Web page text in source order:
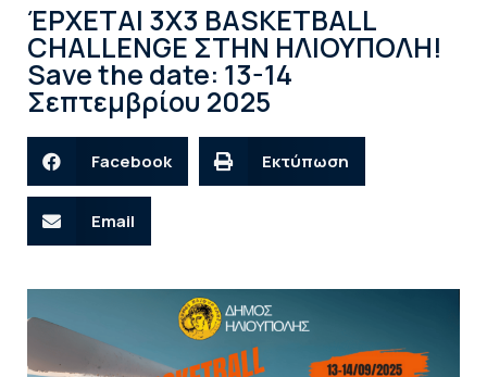
ΈΡΧΕΤΑΙ 3X3 BASKETBALL
CHALLENGE ΣΤΗΝ ΗΛΙΟΥΠΟΛΗ!
Save the date: 13-14
Σεπτεμβρίου 2025
Facebook Εκτύπωση
Email